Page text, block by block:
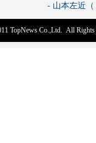
- 山本左近
TopNews Co.,Ltd. All